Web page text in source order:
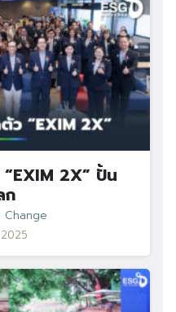
2X” ปั้น
ก
Change